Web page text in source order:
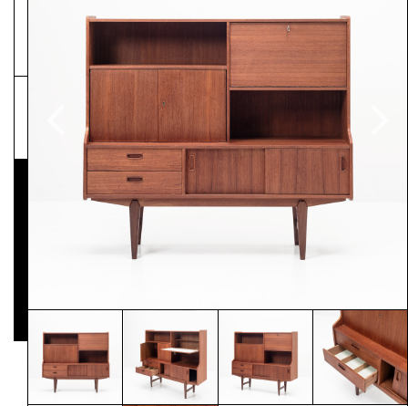
Pressematerial